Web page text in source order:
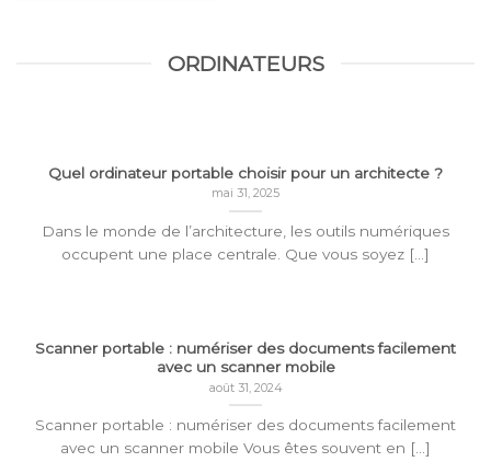
ORDINATEURS
Quel ordinateur portable choisir pour un architecte ?
mai 31, 2025
Dans le monde de l’architecture, les outils numériques
occupent une place centrale. Que vous soyez [...]
Scanner portable : numériser des documents facilement
avec un scanner mobile
août 31, 2024
Scanner portable : numériser des documents facilement
avec un scanner mobile Vous êtes souvent en [...]